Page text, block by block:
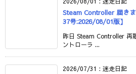
Steam Controller 届き
37号:2026/08/01版】
昨日 Steam Controller 再
ントローラ ...
2026/07/31 : 迷走日記